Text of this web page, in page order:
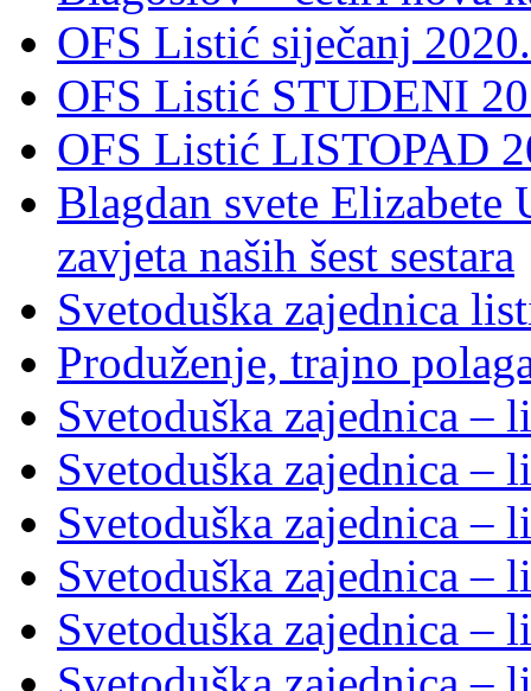
OFS Listić siječanj
OFS Listić STUDENI
OFS Listić LISTOPAD
Blagdan svete
zavjeta naših šest sestara
Svetoduška zajednica
Produženje, trajno
Svetoduška zajednica –
Svetoduška zajednica –
Svetoduška zajednica –
Svetoduška zajednica –
Svetoduška zajednica –